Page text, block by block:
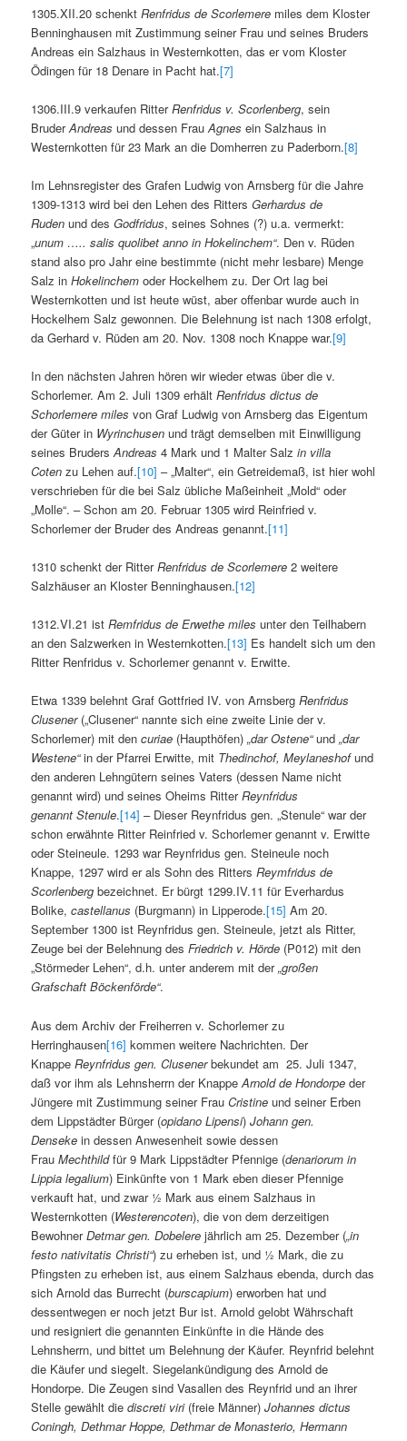
1305.XII.20 schenktRenfridus de Scorlemere miles dem Kloster
Benninghausen mit Zustimmung seiner Frau und seines Bruders
Andreas ein Salzhaus in Westernkotten, das er vom Kloster
Ödingen für 18 Denare in Pacht hat.[7]
1306.III.9 verkaufen RitterRenfridus v. Scorlenberg, sein
BruderAndreas und dessen FrauAgnes ein Salzhaus in
Westernkotten für 23 Mark an die Domherren zu Paderborn.[8]
Im Lehnsregister des Grafen Ludwig von Arnsberg für die Jahre
1309-1313 wird bei den Lehen des RittersGerhardus de
Ruden und desGodfridus, seines Sohnes (?) u.a. vermerkt:
„unum ….. salis quolibet anno in Hokelinchem“. Den v. Rüden
stand also pro Jahr eine bestimmte (nicht mehr lesbare) Menge
Salz inHokelinchem oder Hockelhem zu. Der Ort lag bei
Westernkotten und ist heute wüst, aber offenbar wurde auch in
Hockelhem Salz gewonnen. Die Belehnung ist nach 1308 erfolgt,
da Gerhard v. Rüden am 20. Nov. 1308 noch Knappe war.[9]
In den nächsten Jahren hören wir wieder etwas über die v.
Schorlemer. Am 2. Juli 1309 erhältRenfridus dictus de
Schorlemere miles von Graf Ludwig von Arnsberg das Eigentum
der Güter in Wyrinchusen und trägt demselben mit Einwilligung
seines BrudersAndreas 4 Mark und 1 Malter Salzin villa
Cotenzu Lehen auf.[10] – „Malter“, ein Getreidemaß, ist hier wohl
verschrieben für die bei Salz übliche Maßeinheit „Mold“ oder
„Molle“. – Schon am 20. Februar 1305 wird Reinfried v.
Schorlemer der Bruder des Andreas genannt.[11]
1310 schenkt der RitterRenfridus de Scorlemere 2 weitere
Salzhäuser an Kloster Benninghausen.[12]
1312.VI.21 istRemfridus de Erwethe miles unter den Teilhabern
an den Salzwerken in Westernkotten.[13] Es handelt sich um den
Ritter Renfridus v. Schorlemer genannt v. Erwitte.
Etwa 1339 belehnt Graf Gottfried IV. von ArnsbergRenfridus
Clusener(„Clusener“ nannte sich eine zweite Linie der v.
Schorlemer) mit dencuriae (Haupthöfen) „dar Ostene“und „dar
Westene“in der Pfarrei Erwitte, mit Thedinchof, Meylaneshofund
den anderen Lehngütern seines Vaters (dessen Name nicht
genannt wird) und seines Oheims RitterReynfridus
genannt Stenule.[14] – Dieser Reynfridus gen. „Stenule“ war der
schon erwähnte Ritter Reinfried v. Schorlemer genannt v. Erwitte
oder Steineule. 1293 war Reynfridus gen. Steineule noch
Knappe, 1297 wird er als Sohn des RittersReymfridus de
Scorlenberg bezeichnet. Er bürgt 1299.IV.11 für Everhardus
Bolike,castellanus (Burgmann) in Lipperode.[15] Am 20.
September 1300 ist Reynfridus gen. Steineule, jetzt als Ritter,
Zeuge bei der Belehnung desFriedrich v. Hörde (P012) mit den
„Störmeder Lehen“, d.h. unter anderem mit der„großen
Grafschaft Böckenförde“.
Aus dem Archiv der Freiherren v. Schorlemer zu
Herringhausen[16] kommen weitere Nachrichten. Der
KnappeReynfridus gen. Clusenerbekundet am 25. Juli 1347,
daß vor ihm als Lehnsherrn der KnappeArnold de Hondorpe der
Jüngere mit Zustimmung seiner FrauCristine und seiner Erben
dem Lippstädter Bürger (opidano Lipensi)Johann gen.
Denseke in dessen Anwesenheit sowie dessen
FrauMechthildfür 9 Mark Lippstädter Pfennige (denariorum in
Lippia legalium) Einkünfte von 1 Mark eben dieser Pfennige
verkauft hat, und zwar ½ Mark aus einem Salzhaus in
Westernkotten (Westerencoten), die von dem derzeitigen
BewohnerDetmar gen. Dobelere jährlich am 25. Dezember („in
festo nativitatis Christi“) zu erheben ist, und ½ Mark, die zu
Pfingsten zu erheben ist, aus einem Salzhaus ebenda, durch das
sich Arnold das Burrecht (burscapium) erworben hat und
dessentwegen er noch jetzt Bur ist. Arnold gelobt Währschaft
und resigniert die genannten Einkünfte in die Hände des
Lehnsherrn, und bittet um Belehnung der Käufer. Reynfrid belehnt
die Käufer und siegelt. Siegelankündigung des Arnold de
Hondorpe. Die Zeugen sind Vasallen des Reynfrid und an ihrer
Stelle gewählt diediscreti viri (freie Männer)Johannes dictus
Coningh, Dethmar Hoppe, Dethmar de Monasterio, Hermann